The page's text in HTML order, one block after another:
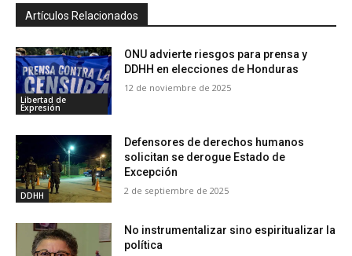
Artículos Relacionados
Libertad de
Expresión
ONU advierte riesgos para prensa y
DDHH en elecciones de Honduras
12 de noviembre de 2025
DDHH
Defensores de derechos humanos
solicitan se derogue Estado de
Excepción
2 de septiembre de 2025
No instrumentalizar sino espiritualizar la
política